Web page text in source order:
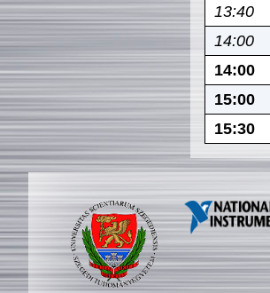
13:40
14:00
14:00
15:00
15:30